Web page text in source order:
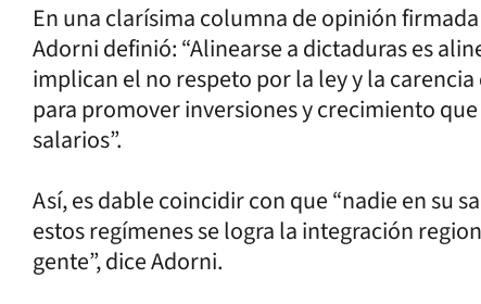
En una clarísima columna de opinión
Adorni definió: “Alinearse a dictaduras es
implican el no respeto por la ley y la
para promover inversiones y crecimiento
salarios”.
Así, es dable coincidir con que “nadie en su
estos regímenes se logra la integración
gente”, dice Adorni.